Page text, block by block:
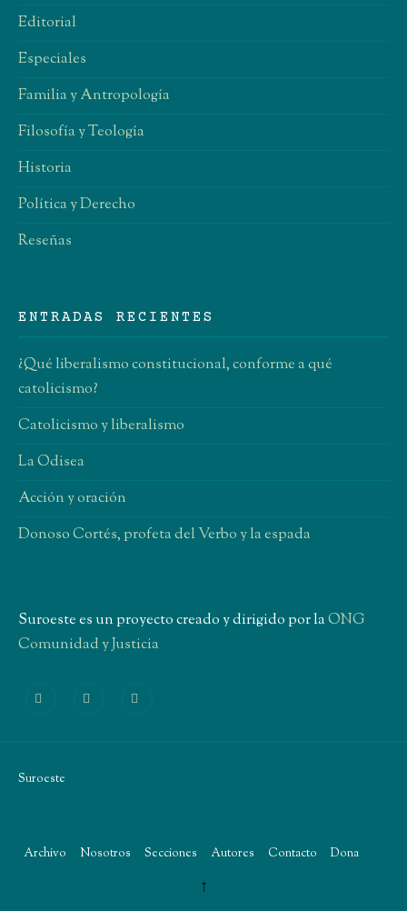
Editorial
Especiales
Familia y Antropología
Filosofía y Teología
Historia
Política y Derecho
Reseñas
ENTRADAS RECIENTES
¿Qué liberalismo constitucional, conforme a qué
catolicismo?
Catolicismo y liberalismo
La Odisea
Acción y oración
Donoso Cortés, profeta del Verbo y la espada
Suroeste es un proyecto creado y dirigido por laONG
Comunidad y Justicia
Suroeste
Archivo Nosotros Secciones Autores Contacto
Dona
↑